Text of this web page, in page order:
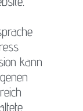
kann